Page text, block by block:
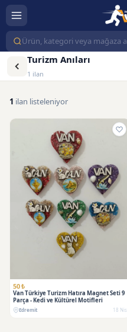
Turizm Anıları
1 ilan
1 ilan listeleniyor
50 ₺
Van Türkiye Turizm Hatıra Magnet Seti 9
Parça - Kedi ve Kültürel Motifleri
Edremit 18 Nis